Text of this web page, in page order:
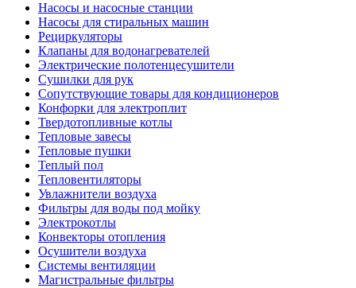
Насосы и насосные станции
Насосы для стиральных машин
Рециркуляторы
Клапаны для водонагревателей
Электрические полотенцесушители
Сушилки для рук
Сопутствующие товары для кондиционеров
Конфорки для электроплит
Твердотопливные котлы
Тепловые завесы
Тепловые пушки
Теплый пол
Тепловентиляторы
Увлажнители воздуха
Фильтры для воды под мойку
Электрокотлы
Конвекторы отопления
Осушители воздуха
Системы вентиляции
Магистральные фильтры